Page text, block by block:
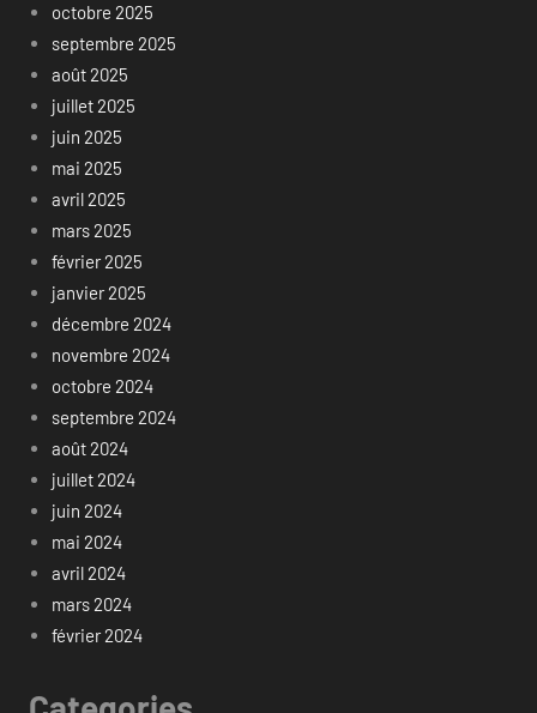
octobre 2025
septembre 2025
août 2025
juillet 2025
juin 2025
mai 2025
avril 2025
mars 2025
février 2025
janvier 2025
décembre 2024
novembre 2024
octobre 2024
septembre 2024
août 2024
juillet 2024
juin 2024
mai 2024
avril 2024
mars 2024
février 2024